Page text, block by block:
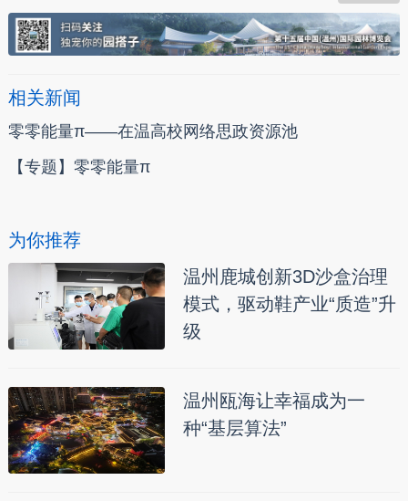
相关新闻
零零能量π——在温高校网络思政资源池
【专题】零零能量π
为你推荐
温州鹿城创新3D沙盒治理
模式，驱动鞋产业“质造”升
级
温州瓯海让幸福成为一
种“基层算法”